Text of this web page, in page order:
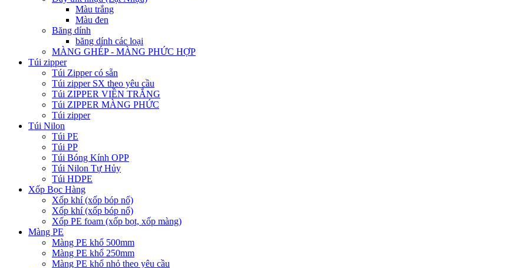
Màu trắng
Màu đen
Băng dính
băng dính các loại
MÀNG GHÉP - MÀNG PHỨC HỢP
Túi zipper
Túi Zipper có sẵn
Túi zipper SX theo yêu cầu
Túi ZIPPER VIỀN TRẮNG
Túi ZIPPER MÀNG PHỨC
Túi zipper
Túi Nilon
Túi PE
Túi PP
Túi Bóng Kính OPP
Túi Nilon Tự Hủy
Túi HDPE
Xốp Bọc Hàng
Xốp khí (xốp bóp nổ)
Xốp khí (xốp bóp nổ)
Xốp PE foam (xốp bọt, xốp màng)
Màng PE
Màng PE khổ 500mm
Màng PE khổ 250mm
Màng PE khổ nhỏ theo yêu cầu